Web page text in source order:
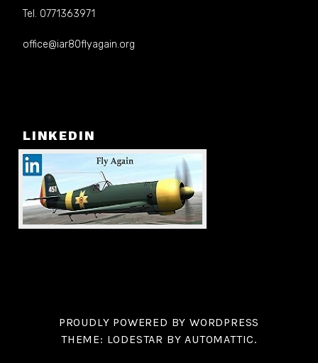
Tel. 0771363971
office@iar80flyagain.org
LINKEDIN
PROUDLY POWERED BY WORDPRESS
THEME: LODESTAR BYAUTOMATTIC.